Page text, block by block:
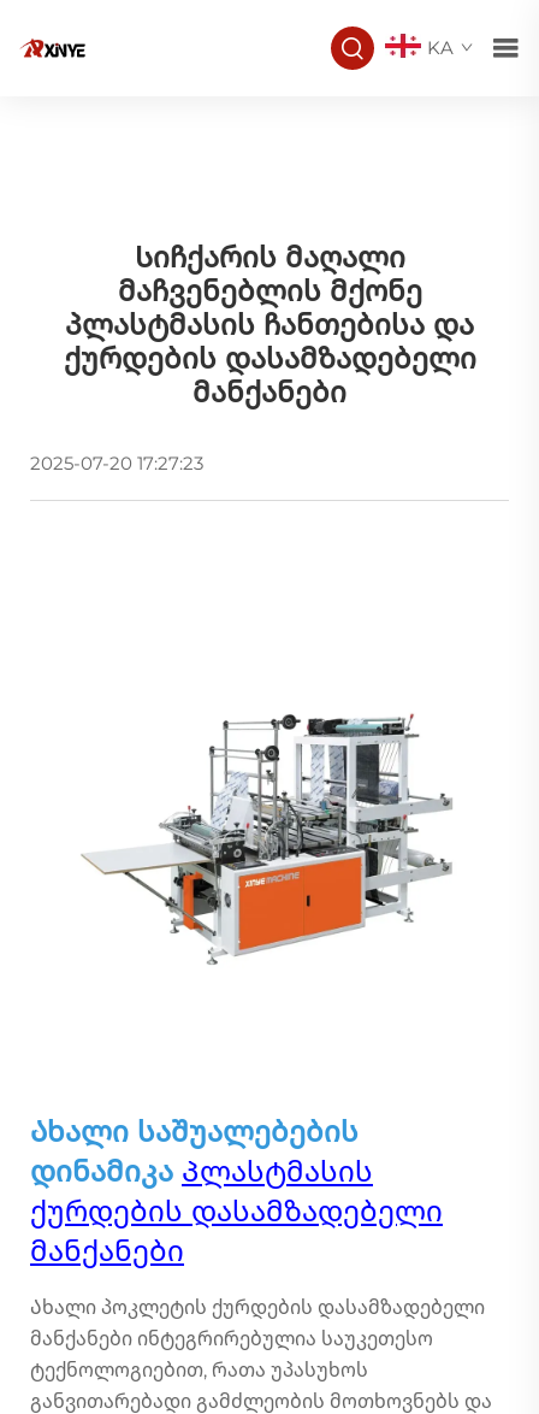
KA
Სიჩქარის Მაღალი
Მაჩვენებლის Მქონე
Პლასტმასის Ჩანთებისა Და
Ქურდების Დასამზადებელი
Მანქანები
2025-07-20 17:27:23
Ახალი საშუალებების
დინამიკა Პლასტმასის
ქურდების დასამზადებელი
მანქანები
Ახალი პოკლეტის ქურდების დასამზადებელი
მანქანები ინტეგრირებულია საუკეთესო
ტექნოლოგიებით, რათა უპასუხოს
განვითარებადი გამძლეობის მოთხოვნებს და